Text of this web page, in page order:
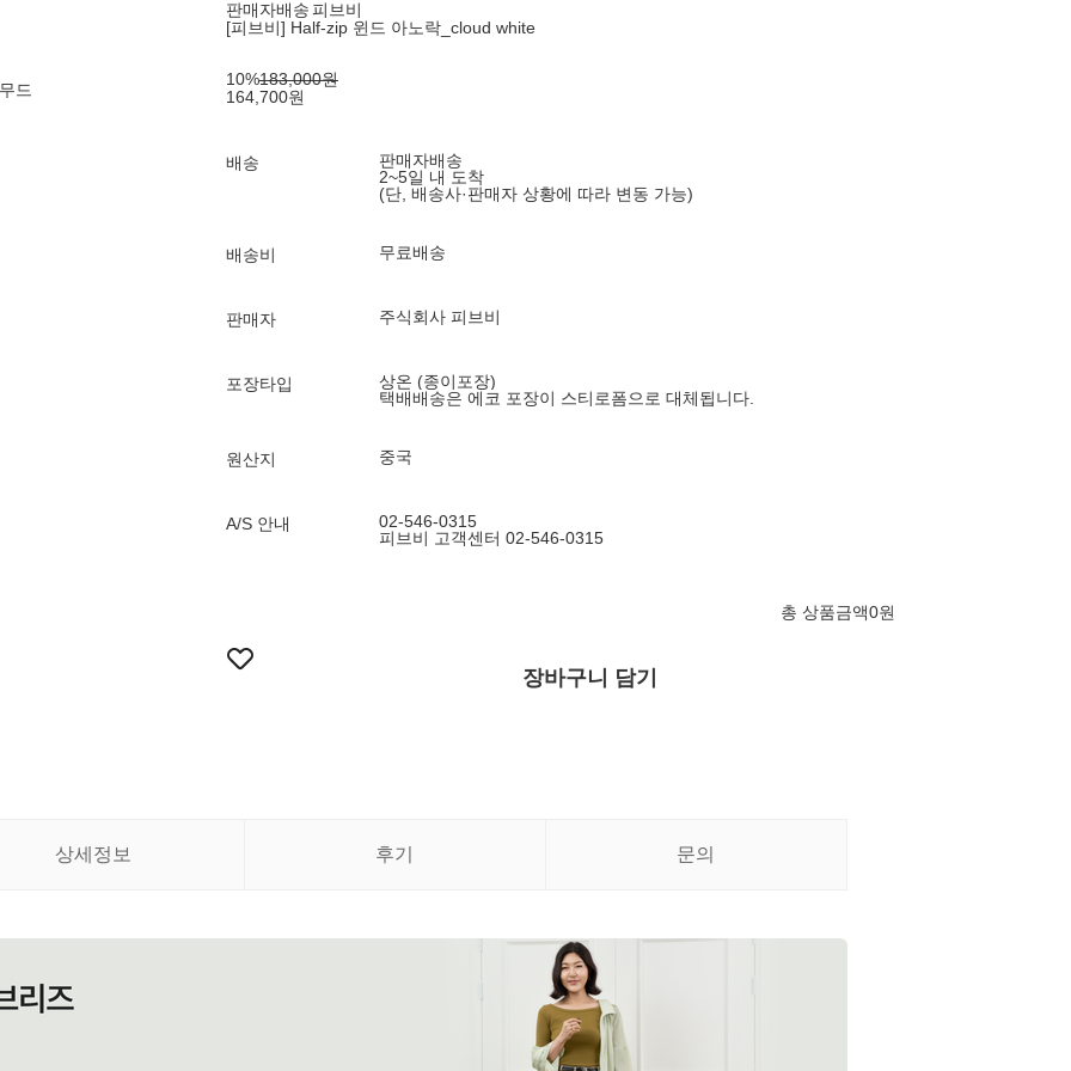
드
판매자배송피브비
[피브비] Half-zip 윈드 아노락_cloud white
10%183,000원
164,700원
배송
판매자배송
2~5일 내 도착
(단, 배송사·판매자 상황에 따라 변동 가능)
배송비 무료배송
판매자 주식회사 피브비
포장타입
상온 (종이포장)
택배배송은 에코 포장이 스티로폼으로 대체됩니다.
원산지 중국
A/S 안내
02-546-0315
피브비 고객센터 02-546-0315
총 상품금액0원
장바구니 담기
상세정보 후기 문의